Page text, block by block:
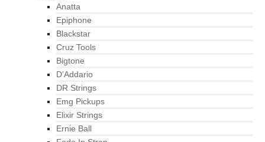
Anatta
Epiphone
Blackstar
Cruz Tools
Bigtone
D’Addario
DR Strings
Emg Pickups
Elixir Strings
Ernie Ball